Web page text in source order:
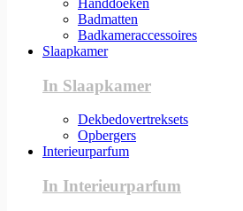
Badmatten
Badkameraccessoires
Slaapkamer
In Slaapkamer
Dekbedovertreksets
Opbergers
Interieurparfum
In Interieurparfum